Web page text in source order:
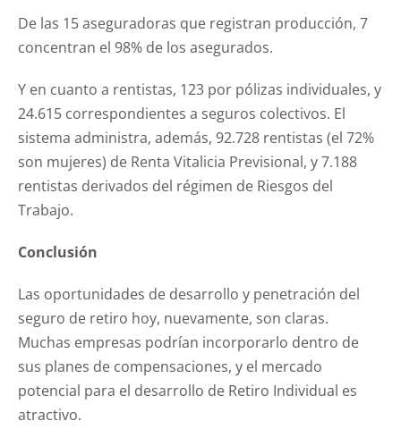
De las 15 aseguradoras que registran producción, 7
concentran el 98% de los asegurados.
Y en cuanto a rentistas, 123 por pólizas individuales, y
24.615 correspondientes a seguros colectivos. El
sistema administra, además, 92.728 rentistas (el 72%
son mujeres) de Renta Vitalicia Previsional, y 7.188
rentistas derivados del régimen de Riesgos del
Trabajo.
Conclusión
Las oportunidades de desarrollo y penetración del
seguro de retiro hoy, nuevamente, son claras.
Muchas empresas podrían incorporarlo dentro de
sus planes de compensaciones, y el mercado
potencial para el desarrollo de Retiro Individual es
atractivo.